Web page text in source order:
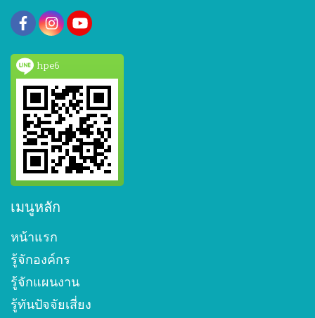
hpe6
เมนูหลัก
หน้าแรก
รู้จักองค์กร
รู้จักแผนงาน
รู้ทันปัจจัยเสี่ยง